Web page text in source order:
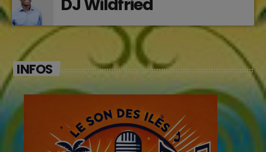
DJ Wildfried
INFOS